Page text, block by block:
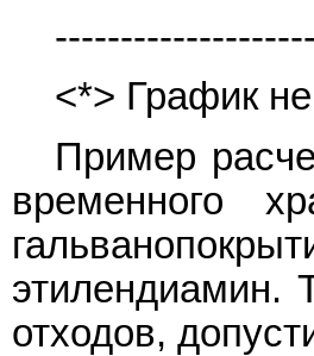
<*> График
Пример
временного
этилендиамин.
отходов,